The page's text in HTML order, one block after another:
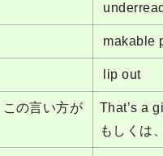
makable
lip out
の言い方が
That’s a
もしくは